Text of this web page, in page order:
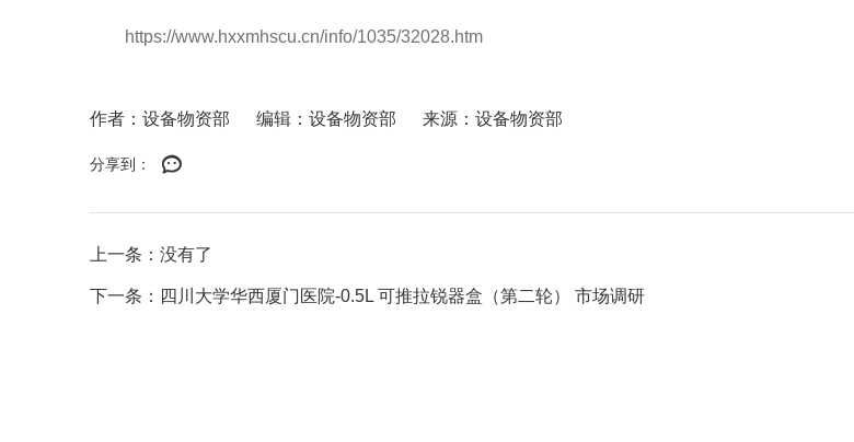
https://www.hxxmhscu.cn/info/1035/32028.htm
作者：设备物资部 编辑：设备物资部 来源：设备物资部
分享到：
上一条：没有了
下一条：四川大学华西厦门医院-0.5L 可推拉锐器盒（第二轮） 市场调研